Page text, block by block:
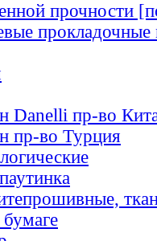
прочности
прокладочные
Danelli пр-во
пр-во Турция